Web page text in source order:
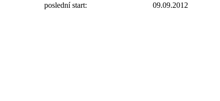
poslední start: 09.09.2012